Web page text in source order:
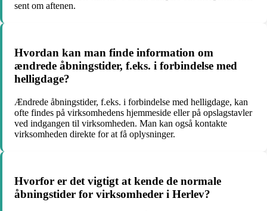
sent om aftenen.
Hvordan kan man finde information om
ændrede åbningstider, f.eks. i forbindelse med
helligdage?
Ændrede åbningstider, f.eks. i forbindelse med helligdage, kan
ofte findes på virksomhedens hjemmeside eller på opslagstavler
ved indgangen til virksomheden. Man kan også kontakte
virksomheden direkte for at få oplysninger.
Hvorfor er det vigtigt at kende de normale
åbningstider for virksomheder i Herlev?